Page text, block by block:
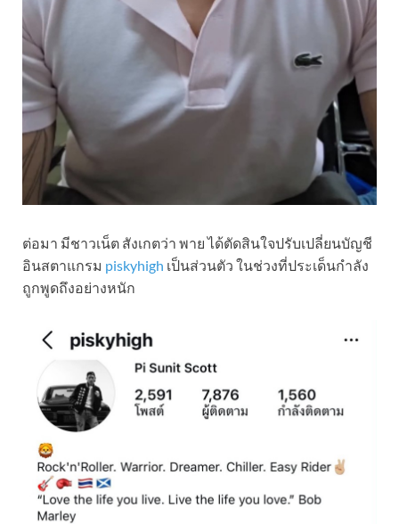
ต่อมา มีชาวเน็ต สังเกตว่า พาย ได้ตัดสินใจปรับเปลี่ยนบัญชี
อินสตาแกรม piskyhigh เป็นส่วนตัว ในช่วงที่ประเด็นกำลัง
ถูกพูดถึงอย่างหนัก